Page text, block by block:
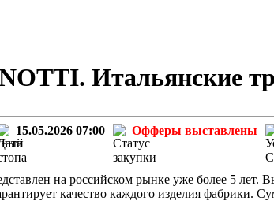
Итальянские
15.05.2026 07:00 Офферы выставлены
на российском рынке уже более 5 лет.
качество каждого изделия